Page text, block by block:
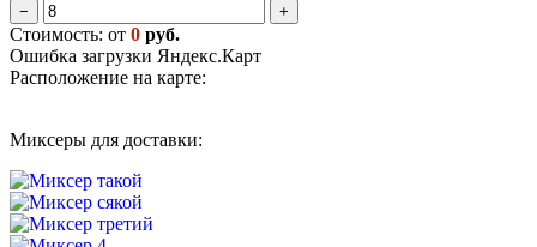
− +
Стоимость: от 0 руб.
Ошибка загрузки Яндекс.Карт
Расположение на карте:
Миксеры для доставки: